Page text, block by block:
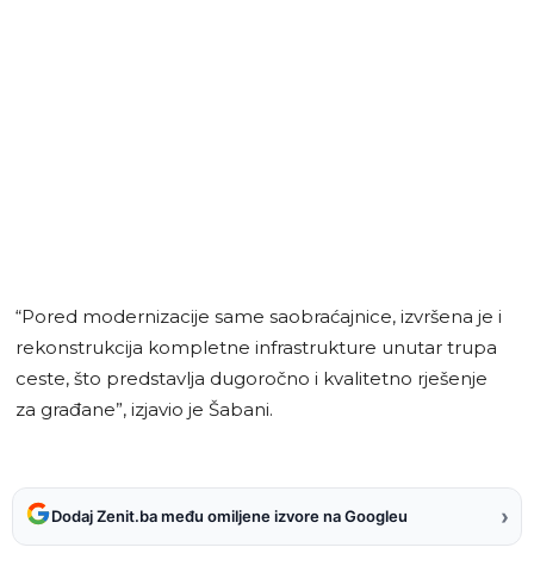
“Pored modernizacije same saobraćajnice, izvršena je i
rekonstrukcija kompletne infrastrukture unutar trupa
ceste, što predstavlja dugoročno i kvalitetno rješenje
za građane”, izjavio je Šabani.
Dodaj Zenit.ba među omiljene izvore na Googleu ›